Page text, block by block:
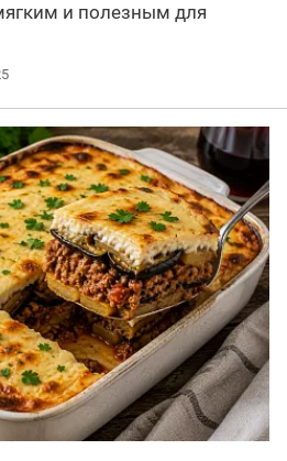
и полезным для